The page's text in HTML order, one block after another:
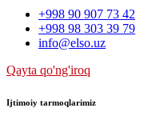
+998 90 907 73 42
+998 98 303 39 79
info@elso.uz
Qayta qo'ng'iroq
Ijtimoiy tarmoqlarimiz